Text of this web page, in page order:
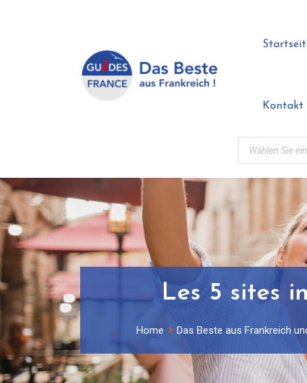
Kontakt
Les 5 sites
Home Das Beste aus Frankreich